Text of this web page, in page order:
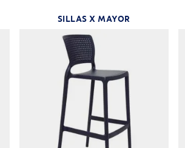
SILLAS X MAYOR